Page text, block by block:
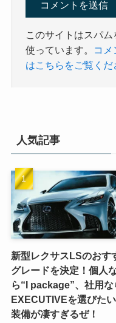
このサイトはスパ
使っています。
コメ
はこちらをご覧くだ
人気記事
新型レクサスLSのおす
グレードを決定！個人
ら“I package”、社用な
EXECUTIVEを選びたい
装備が凄すぎるぜ！